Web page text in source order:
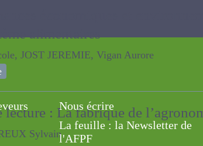
alimentaires
JOST JEREMIE, Vigan Aurore
lecture : La fabrique de
Sylvain
Nous écrire
La feuille : la Newsletter de
l'AFPF